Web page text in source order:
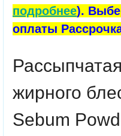
подробнее).
оплаты
жирного
Sebum